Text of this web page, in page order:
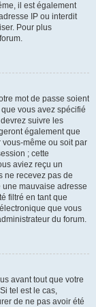
il est également
IP ou interdit
Pour plus
mot de passe soient
vous avez spécifié
suivre les
également que
même ou soit par
; cette
aviez reçu un
ne recevez pas de
mauvaise adresse
filtré en tant que
que vous
du forum.
avant tout que votre
tel est le cas,
de ne pas avoir été